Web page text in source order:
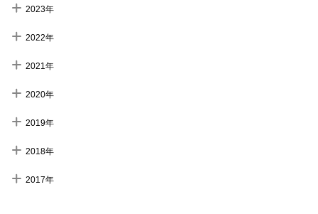
2023年
2022年
2021年
2020年
2019年
2018年
2017年